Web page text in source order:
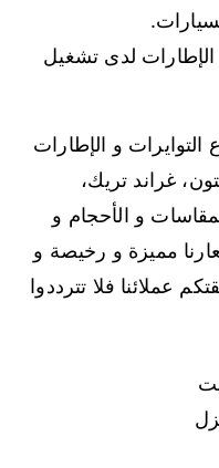
لدى تشغيل
و الإطارات
غراند تريك،
و الأحجام و
مميزة و رخيصة و
عملائنا فلا تترددوا